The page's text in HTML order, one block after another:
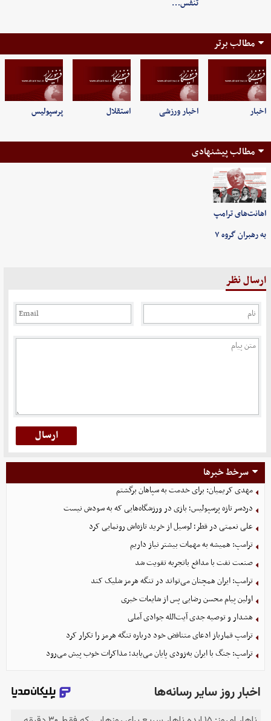
تنفس…
مطالب برتر
اخبار اخبار ورزشی استقلال پرسپولیس
مطالب پیشنهادی
اهانت‌های ترامپ
به رهبران گروه ۷
ارسال نظر
سرخط خبرها
مهدی کریمیان: برای خدمت به سپاهان برگشتم
دردسر تازه پرسپولیس؛ بازی در ورزشگاه‌هایی که به سودش نیست
علی نعمتی در قطر؛ لوسیل از خرید تازه‌اش رونمایی کرد
ترامپ: همیشه به مهمات بیشتر نیاز داریم
صنعت نفت با مدافع باتجربه تقویت شد
ترامپ: ایران همچنان می‌تواند در تنگه هرمز شلیک کند
اولین پیام محسن رضایی پس از شایعات خبری
هشدار و توصیه جدی آیت‌الله جوادی آملی
ترامپ قمارباز ادعای متناقض خود درباره تنگه هرمز را تکرار کرد
ترامپ: جنگ با ایران به‌زودی پایان می‌یابد؛ مذاکرات خوب پیش می‌رود